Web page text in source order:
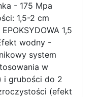
- 175 Mpa
1,5-2 cm
1,5
wodny -
system
w
i grubości do 2
(efekt